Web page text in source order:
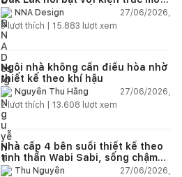
và hệ sân vườn kết nối thiên
nhiên
NNA Design
27/06/2026,
3lượt thích | 15.883 lượt xem
Ngôi nhà không cần điều hòa nhờ
thiết kế theo khí hậu
Nguyễn Thu Hằng
27/06/2026,
2lượt thích | 13.608 lượt xem
Nhà cấp 4 bên suối thiết kế theo
tinh thần Wabi Sabi, sống chậm
giữa thiên nhiên
Thu Nguyễn
27/06/2026,